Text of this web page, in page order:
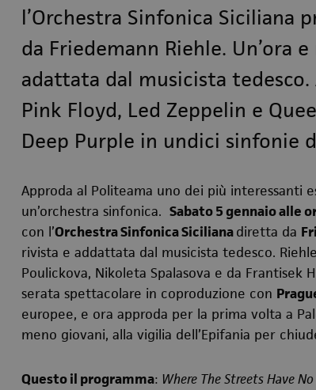
l’Orchestra Sinfonica Siciliana
da Friedemann Riehle. Un’ora
adattata dal musicista
Pink Floyd, Led Zeppelin e
Deep Purple in undici sinfonie
Approda al Politeama uno dei più interessanti
un’orchestra sinfonica. Sabato 5 gennaio alle
con l’Orchestra Sinfonica Sicilianadiretta da
rivista e addattata dal musicista tedesco.
Poulickova, Nikoleta Spalasova e da Frantisek
serata spettacolare in coproduzione con
europee, e ora approda per la prima volta a
meno giovani, alla vigilia dell’Epifania per
Questo il programma: Where The Streets Have